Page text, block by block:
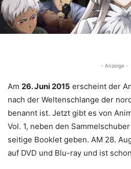
- Anzeige -
Am 26. Juni 2015 erscheint der
nach der Weltenschlange der
benannt ist. Jetzt gibt es von
Vol. 1, neben den
seitige Booklet geben. AM 28.
auf DVD und Blu-ray und ist